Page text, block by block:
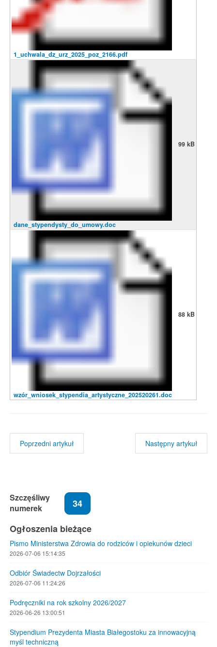
1_uchwala_dz_urz_2025_poz_2166.pdf
dane_stypendysty_do_umowy.doc
99 kB
wzór_wniosek_stypendia_artystyczne_202520261.doc
88 kB
Poprzedni artykuł Następny artykuł
Szczęśliwy
numerek
34
Ogłoszenia bieżące
Pismo Ministerstwa Zdrowia do rodziców i opiekunów dzieci
2026-07-06 15:14:35
Odbiór Świadectw Dojrzałości
2026-07-06 11:24:26
Podręczniki na rok szkolny 2026/2027
2026-06-26 13:00:51
Stypendium Prezydenta Miasta Białegostoku za innowacyjną
myśl techniczną